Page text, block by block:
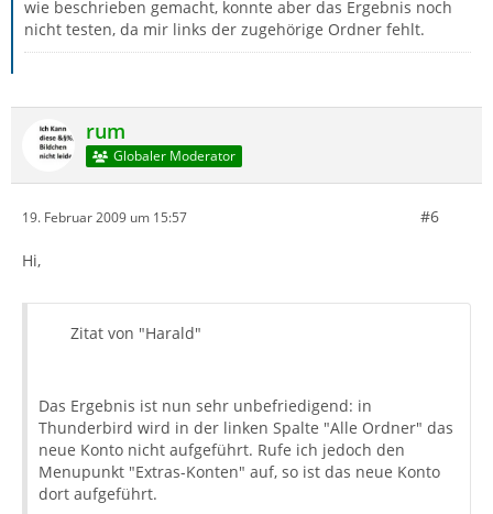
wie beschrieben gemacht, konnte aber das Ergebnis noch
nicht testen, da mir links der zugehörige Ordner fehlt.
rum
Globaler Moderator
19. Februar 2009 um 15:57 #6
Hi,
Zitat von "Harald"
Das Ergebnis ist nun sehr unbefriedigend: in
Thunderbird wird in der linken Spalte "Alle Ordner" das
neue Konto nicht aufgeführt. Rufe ich jedoch den
Menupunkt "Extras-Konten" auf, so ist das neue Konto
dort aufgeführt.